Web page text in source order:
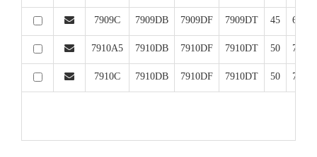
7909C 7909DB 7909DF 7909DT 45 68
7910A5 7910DB 7910DF 7910DT 50 72
7910C 7910DB 7910DF 7910DT 50 72